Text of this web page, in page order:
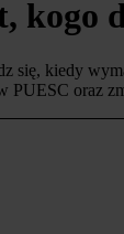
kogo
się, kiedy
PUESC oraz